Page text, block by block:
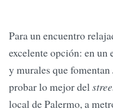
Para un encuentro
excelente opción: en un
y murales que fomentan
probar lo mejor del
local de Palermo, a